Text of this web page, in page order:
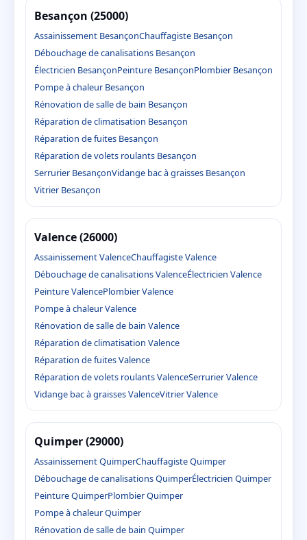
Besançon (25000)
Assainissement BesançonChauffagiste Besançon
Débouchage de canalisations Besançon
Électricien BesançonPeinture BesançonPlombier Besançon
Pompe à chaleur Besançon
Rénovation de salle de bain Besançon
Réparation de climatisation Besançon
Réparation de fuites Besançon
Réparation de volets roulants Besançon
Serrurier BesançonVidange bac à graisses Besançon
Vitrier Besançon
Valence (26000)
Assainissement ValenceChauffagiste Valence
Débouchage de canalisations ValenceÉlectricien Valence
Peinture ValencePlombier Valence
Pompe à chaleur Valence
Rénovation de salle de bain Valence
Réparation de climatisation Valence
Réparation de fuites Valence
Réparation de volets roulants ValenceSerrurier Valence
Vidange bac à graisses ValenceVitrier Valence
Quimper (29000)
Assainissement QuimperChauffagiste Quimper
Débouchage de canalisations QuimperÉlectricien Quimper
Peinture QuimperPlombier Quimper
Pompe à chaleur Quimper
Rénovation de salle de bain Quimper